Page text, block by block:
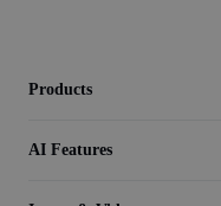
Products
AI Features